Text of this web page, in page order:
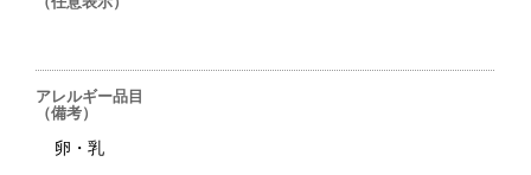
アレルギー品目
（備考）
卵・乳